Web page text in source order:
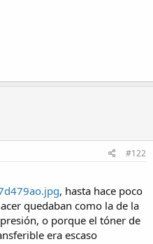
#122
, hasta hace poco
quedaban como la de la
o porque el tóner de
era escaso